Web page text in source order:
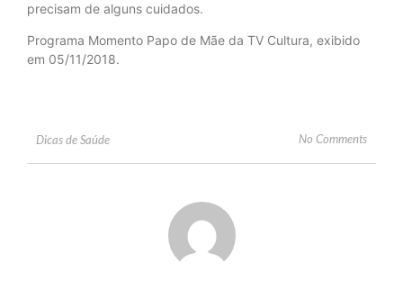
precisam de alguns cuidados.
Programa Momento Papo de Mãe da TV Cultura, exibido
em 05/11/2018.
Dicas de Saúde No Comments